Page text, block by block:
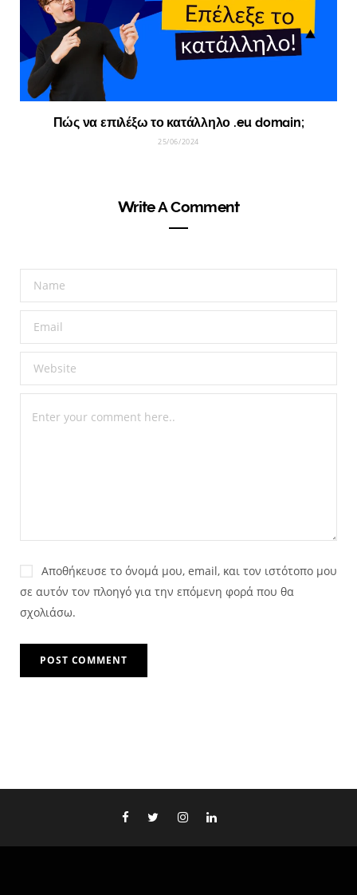
Πώς να επιλέξω το κατάλληλο .eu domain;
25/06/2024
Write A Comment
Αποθήκευσε το όνομά μου, email, και τον ιστότοπο μου
σε αυτόν τον πλοηγό για την επόμενη φορά που θα
σχολιάσω.